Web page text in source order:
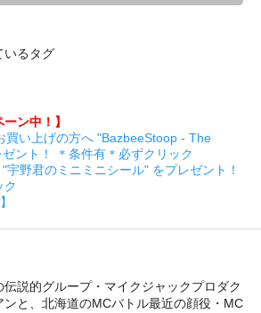
いるタグ
ン中！】
買い上げの方へ "BazbeeStoop - The
ント！ ＊条件有＊必ずクリック
宇野君のミニミニシール" をプレゼント！
ク
説的グループ・マイクジャックプロダク
ンと、北海道のMCバトル最近の顔役・MC